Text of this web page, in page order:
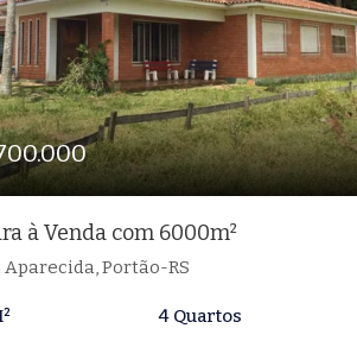
à Venda com 6000m²
Aparecida, Portão-RS
4 Quartos